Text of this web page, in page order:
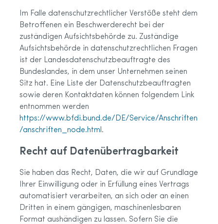
Im Falle datenschutzrechtlicher Verstöße steht dem
Betroffenen ein Beschwerderecht bei der
zuständigen Aufsichtsbehörde zu. Zuständige
Aufsichtsbehörde in datenschutzrechtlichen Fragen
ist der Landesdatenschutzbeauftragte des
Bundeslandes, in dem unser Unternehmen seinen
Sitz hat. Eine Liste der Datenschutzbeauftragten
sowie deren Kontaktdaten können folgendem Link
entnommen werden
https://www.bfdi.bund.de/DE/Service/Anschriften
/anschriften_node.html .
Recht auf Datenübertragbarkeit
Sie haben das Recht, Daten, die wir auf Grundlage
Ihrer Einwilligung oder in Erfüllung eines Vertrags
automatisiert verarbeiten, an sich oder an einen
Dritten in einem gängigen, maschinenlesbaren
Format aushändigen zu lassen. Sofern Sie die